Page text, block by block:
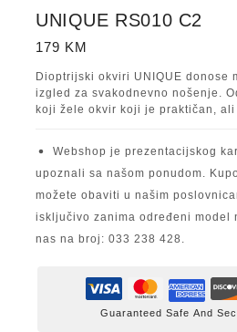
UNIQUE RS010 C2
179 KM
Dioptrijski okviri UNIQUE donose
izgled za svakodnevno nošenje.
koji žele okvir koji je praktičan,
Webshop je prezentacijskog
upoznali sa našom ponudom.
možete obaviti u našim
isključivo zanima određeni model
nas na broj: 033 238 428.
Guaranteed Safe And